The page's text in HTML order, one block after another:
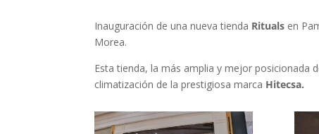
Inauguración de una nueva tienda Rituals en
Morea.
Esta tienda, la más amplia y mejor posicionada
climatización de la prestigiosa marca Hitecsa.